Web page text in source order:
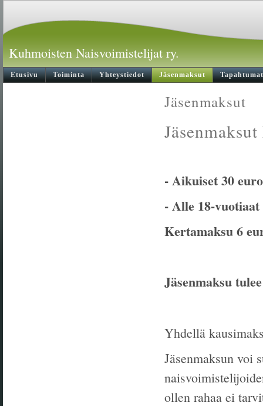
Kuhmoisten Naisvoimistelijat ry.
Etusivu Toiminta Yhteystiedot Jäsenmaksut Tapahtumat
Jäsenmaksut
- Aikuiset 30
- Alle 18-vuotiaat
Kertamaksu 6
Jäsenmaksu
Yhdellä
Jäsenmaksun voi
ollen rahaa ei